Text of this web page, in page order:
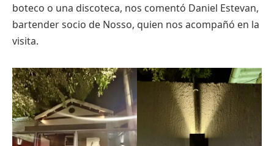
boteco o una discoteca, nos comentó Daniel Estevan,
bartender socio de Nosso, quien nos acompañó en la
visita.